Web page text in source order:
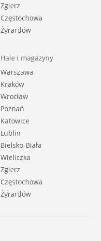
Zgierz
Częstochowa
Żyrardów
Hale i magazyny
Warszawa
Kraków
Wrocław
Poznań
Katowice
Lublin
Bielsko-Biała
Wieliczka
Zgierz
Częstochowa
Żyrardów